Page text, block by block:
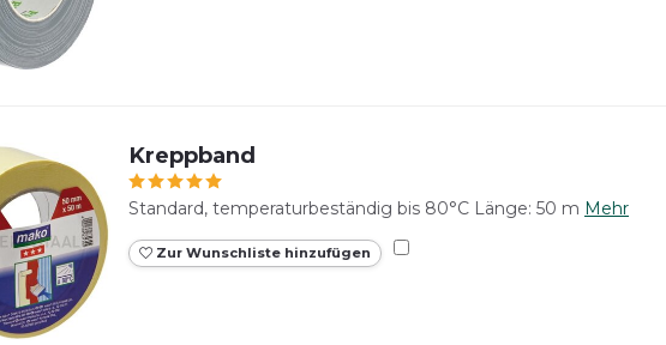
Kreppband
Standard, temperaturbeständig bis 80°C Länge: 50 m Mehr
Zur Wunschliste hinzufügen